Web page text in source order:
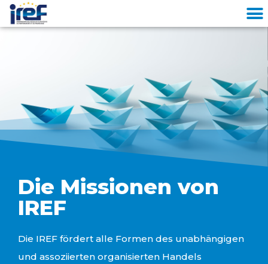
Die Missionen von
IREF
Die IREF fördert alle Formen des unabhängigen
und assoziierten organisierten Handels
Cookies management panel